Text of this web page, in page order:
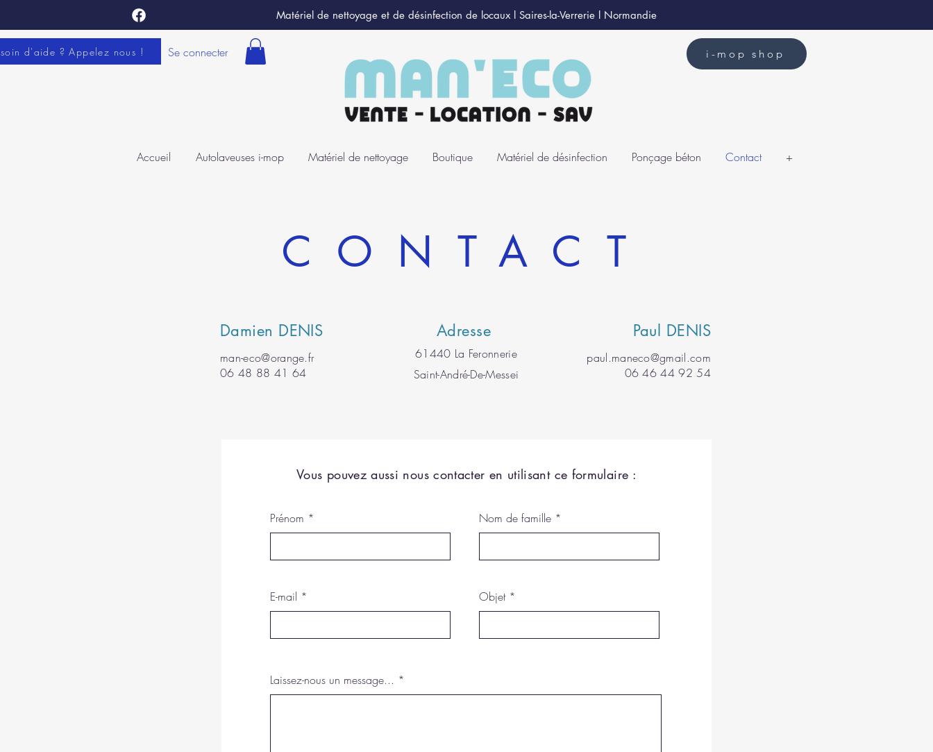
Matériel de nettoyage et de désinfection de locaux l Saires-la-Verrerie l Normandie
Se connecter
d'aide ? Appelez nous ! i-mop shop
Accueil Autolaveuses i-mop Matériel de nettoyage Boutique Matériel de désinfection Ponçage béton Contact +
CONTACT
Damien DENIS
man-eco@orange.fr
06 48 88 41 64
Adresse
61440 La Feronnerie
Saint-André-De-Messei
Paul DENIS
paul.maneco@gmail.com
06 46 44 92 54
Vous pouvez aussi nous contacter en utilisant ce formulaire :
Prénom Nom de famille
E-mail Objet
Laissez-nous un message...